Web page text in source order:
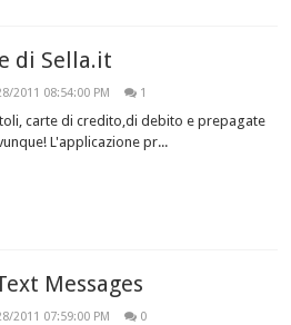
di Sella.it
2011 08:54:00 PM 1
carte di credito,di debito e prepagate
L'applicazione pr...
Messages
2011 07:59:00 PM 0